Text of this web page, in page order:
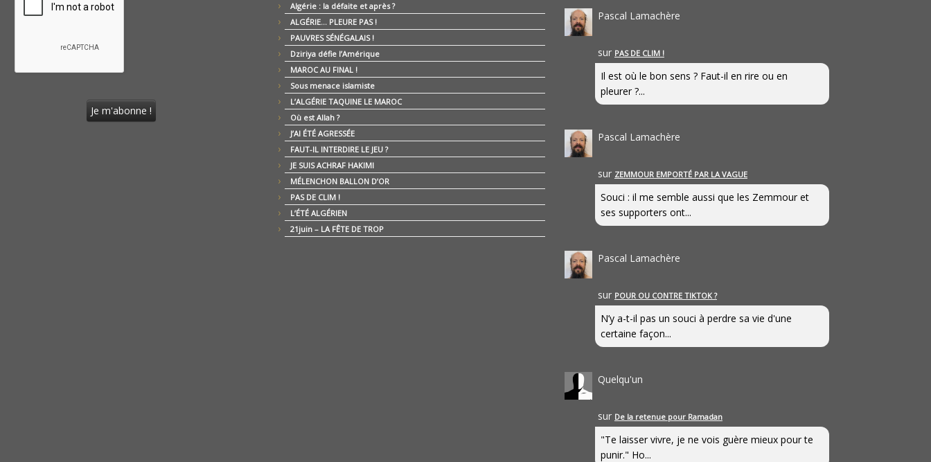
Algérie : la défaite et après ?
ALGÉRIE… PLEURE PAS !
PAUVRES SÉNÉGALAIS !
Dziriya défie l’Amérique
MAROC AU FINAL !
Sous menace islamiste
L’ALGÉRIE TAQUINE LE MAROC
Où est Allah ?
J’AI ÉTÉ AGRESSÉE
FAUT-IL INTERDIRE LE JEU ?
JE SUIS ACHRAF HAKIMI
MÉLENCHON BALLON D’OR
PAS DE CLIM !
L’ÉTÉ ALGÉRIEN
21juin – LA FÊTE DE TROP
Pascal Lamachère
sur PAS DE CLIM !
Il est où le bon sens ? Faut-il en rire ou en
pleurer ?...
Pascal Lamachère
sur ZEMMOUR EMPORTÉ PAR LA VAGUE
Souci : il me semble aussi que les Zemmour et
ses supporters ont...
Pascal Lamachère
sur POUR OU CONTRE TIKTOK ?
N’y a-t-il pas un souci à perdre sa vie d'une
certaine façon...
Quelqu'un
sur De la retenue pour Ramadan
"Te laisser vivre, je ne vois guère mieux pour te
punir." Ho...